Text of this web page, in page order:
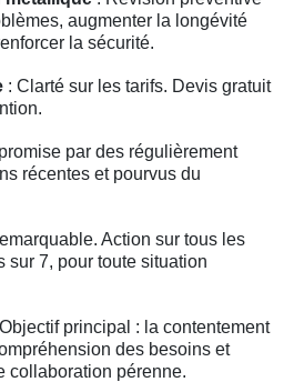
augmenter la longévité
la sécurité.
: Clarté sur les tarifs. Devis gratuit
par des régulièrement
récentes et pourvus du
Action sur tous les
sur 7, pour toute situation
principal : la contentement
des besoins et
collaboration pérenne.